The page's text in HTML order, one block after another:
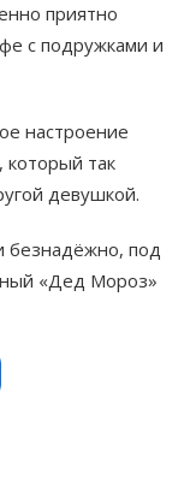
приятно
с подружками и
настроение
который так
девушкой.
безнадёжно, под
«Дед Мороз»